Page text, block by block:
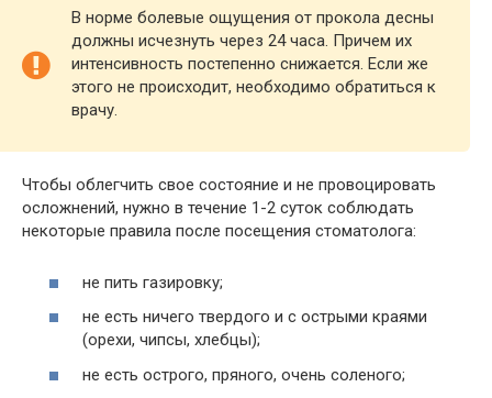
В норме болевые ощущения от прокола десны
должны исчезнуть через 24 часа. Причем их
интенсивность постепенно снижается. Если же
этого не происходит, необходимо обратиться к
врачу.
Чтобы облегчить свое состояние и не провоцировать
осложнений, нужно в течение 1-2 суток соблюдать
некоторые правила после посещения стоматолога:
не пить газировку;
не есть ничего твердого и с острыми краями
(орехи, чипсы, хлебцы);
не есть острого, пряного, очень соленого;